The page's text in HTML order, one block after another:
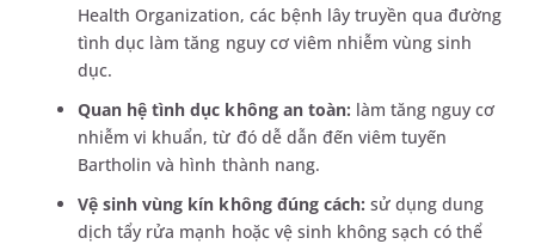
Health Organization, các bệnh lây truyền qua đường
tình dục làm tăng nguy cơ viêm nhiễm vùng sinh
dục.
Quan hệ tình dục không an toàn: làm tăng nguy cơ
nhiễm vi khuẩn, từ đó dễ dẫn đến viêm tuyến
Bartholin và hình thành nang.
Vệ sinh vùng kín không đúng cách: sử dụng dung
dịch tẩy rửa mạnh hoặc vệ sinh không sạch có thể